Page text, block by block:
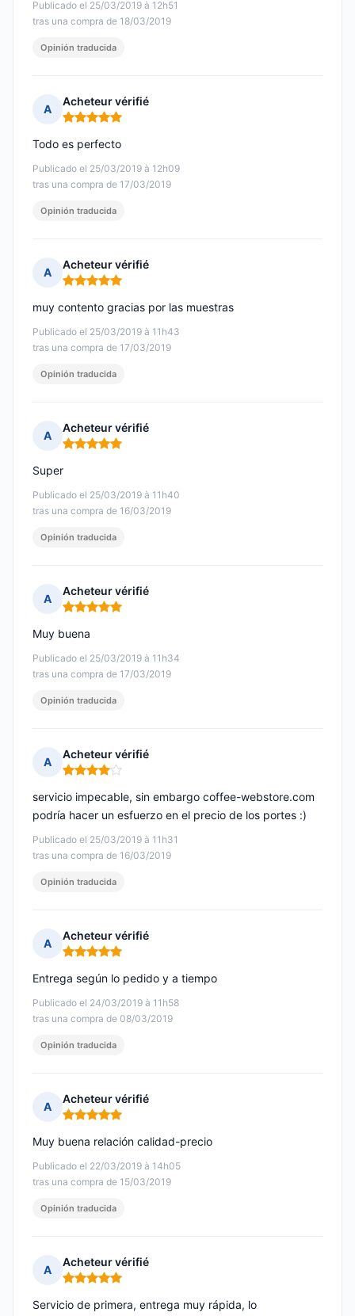
Publicado el 25/03/2019 à 12h51
tras una compra de 18/03/2019
Opinión traducida
A
Acheteur vérifié
Nota: 5 de 5
Publicado el 25/03/2019 à 12h09
tras una compra de 17/03/2019
Todo es perfecto
Opinión traducida
A
Acheteur vérifié
Nota: 5 de 5
Publicado el 25/03/2019 à 11h43
tras una compra de 17/03/2019
muy contento gracias por las muestras
Opinión traducida
A
Acheteur vérifié
Nota: 5 de 5
Publicado el 25/03/2019 à 11h40
tras una compra de 16/03/2019
Super
Opinión traducida
A
Acheteur vérifié
Nota: 5 de 5
Publicado el 25/03/2019 à 11h34
tras una compra de 17/03/2019
Muy buena
Opinión traducida
A
Acheteur vérifié
Nota: 4 de 5
Publicado el 25/03/2019 à 11h31
tras una compra de 16/03/2019
servicio impecable, sin embargo coffee-webstore.com
podría hacer un esfuerzo en el precio de los portes :)
Opinión traducida
A
Acheteur vérifié
Nota: 5 de 5
Publicado el 24/03/2019 à 11h58
tras una compra de 08/03/2019
Entrega según lo pedido y a tiempo
Opinión traducida
A
Acheteur vérifié
Nota: 5 de 5
Publicado el 22/03/2019 à 14h05
tras una compra de 15/03/2019
Muy buena relación calidad-precio
Opinión traducida
A
Acheteur vérifié
Nota: 5 de 5
Servicio de primera, entrega muy rápida, lo